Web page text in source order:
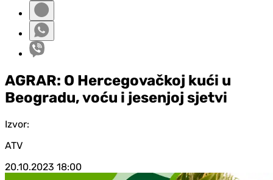
AGRAR: O Hercegovačkoj kući u
Beogradu, voću i jesenjoj sjetvi
Izvor:
ATV
20.10.2023 18:00